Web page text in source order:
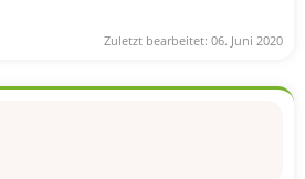
Zuletzt bearbeitet: 06. Juni 2020